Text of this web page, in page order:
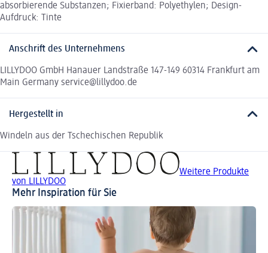
absorbierende Substanzen; Fixierband: Polyethylen; Design-
Aufdruck: Tinte
Anschrift des Unternehmens
LILLYDOO GmbH Hanauer Landstraße 147-149 60314 Frankfurt am
Main Germany service@lillydoo.de
Hergestellt in
Windeln aus der Tschechischen Republik
Weitere Produkte
von LILLYDOO
Mehr Inspiration für Sie